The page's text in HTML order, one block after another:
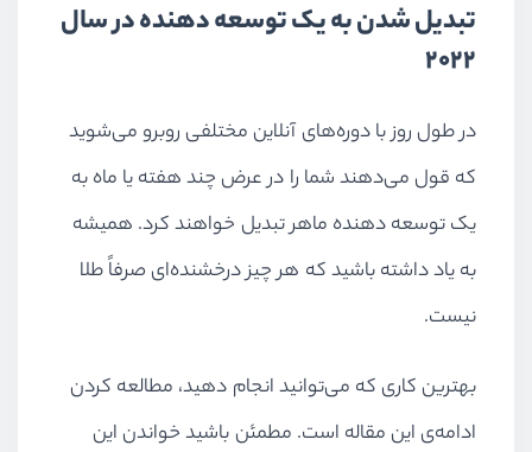
تبدیل شدن به یک توسعه دهنده در سال
2022
در طول روز با دوره‌های آنلاین مختلفی روبرو می‌شوید
که قول می‌دهند شما را در عرض چند هفته یا ماه به
یک توسعه دهنده ماهر تبدیل خواهند کرد. همیشه
به یاد داشته باشید که هر چیز درخشنده‌ای صرفاً طلا
نیست.
بهترین کاری که می‌توانید انجام دهید، مطالعه کردن
ادامه‌ی این مقاله است. مطمئن باشید خواندن این